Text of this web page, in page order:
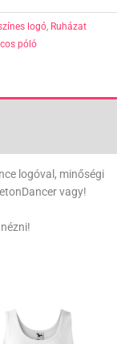
logó, Ruházat
póló
logóval, minőségi
vagy!
Ártartomány:
5.990 Ft
-
Ennek